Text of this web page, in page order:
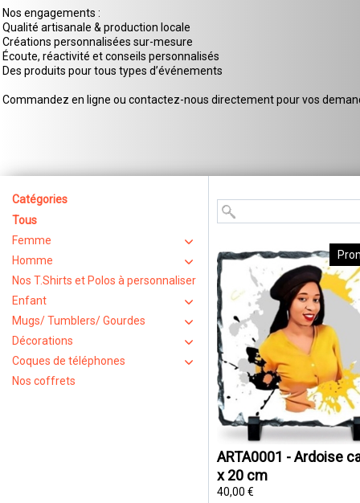
Nos engagements :
Qualité artisanale & production locale
Créations personnalisées sur-mesure
Écoute, réactivité et conseils personnalisés
Des produits pour tous types d’événements
Commandez en ligne ou contactez-nous directement pour vos
Catégories
Tous
Femme
Homme
Nos T.Shirts et Polos à personnaliser
Enfant
Mugs/ Tumblers/ Gourdes
Décorations
Coques de téléphones
Nos coffrets
ARTA0001 - Ardoise
x 20 cm
40,00 €